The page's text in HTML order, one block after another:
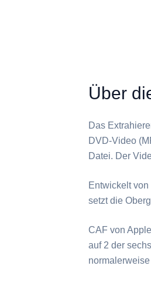
Über
Das
DVD-Video
Datei. Der
Entwickelt
setzt die
⁦CAF⁩ von
auf 2 der